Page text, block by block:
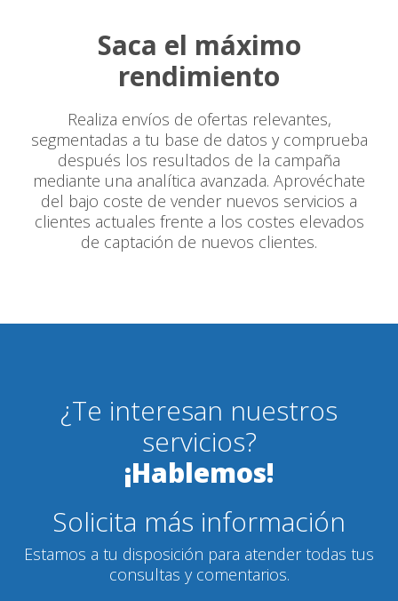
Saca el máximo
rendimiento
Realiza envíos de ofertas relevantes,
segmentadas a tu base de datos y comprueba
después los resultados de la campaña
mediante una analítica avanzada. Aprovéchate
del bajo coste de vender nuevos servicios a
clientes actuales frente a los costes elevados
de captación de nuevos clientes.
¿Te interesan nuestros
servicios?
¡Hablemos!
Solicita más información
Estamos a tu disposición para atender todas tus
consultas y comentarios.